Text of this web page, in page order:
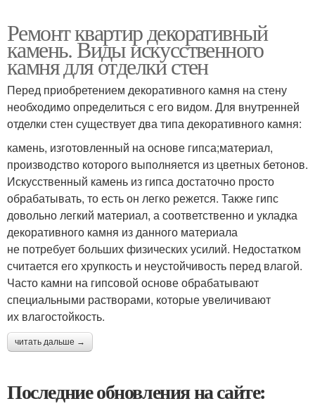
Ремонт квартир декоративный
камень. Виды искусственного
камня для отделки стен
Перед приобретением декоративного камня на стену
необходимо определиться с его видом. Для внутренней
отделки стен существует два типа декоративного камня:
камень, изготовленный на основе гипса;материал,
производство которого выполняется из цветных бетонов.
Искусственный камень из гипса достаточно просто
обрабатывать, то есть он легко режется. Также гипс
довольно легкий материал, а соответственно и укладка
декоративного камня из данного материала
не потребует больших физических усилий. Недостатком
считается его хрупкость и неустойчивость перед влагой.
Часто камни на гипсовой основе обрабатывают
специальными растворами, которые увеличивают
их влагостойкость.
читать дальше →
Последние обновления на сайте: